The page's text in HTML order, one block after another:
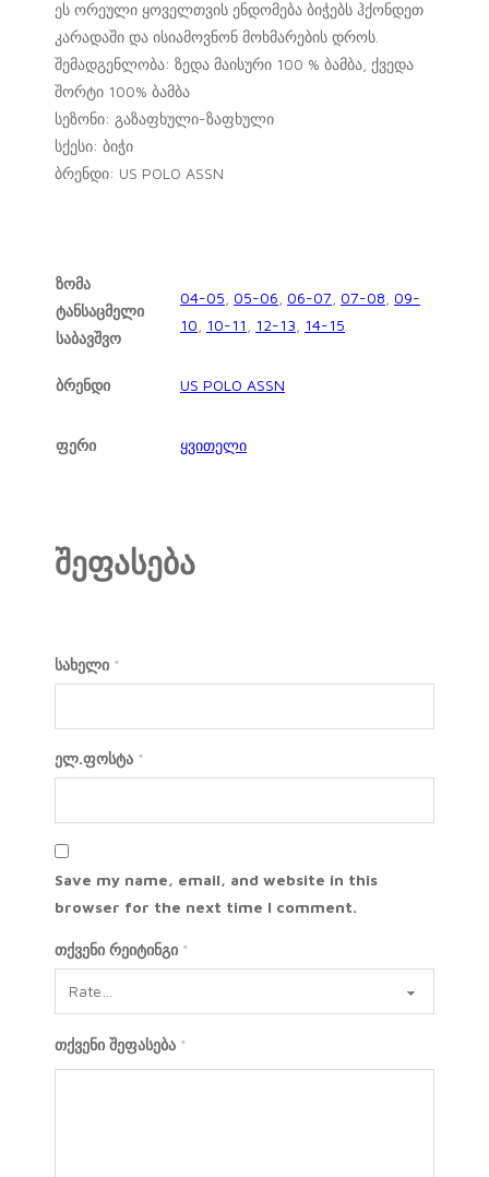
ეს ორეული ყოველთვის ენდომება ბიჭებს ჰქონდეთ
კარადაში და ისიამოვნონ მოხმარების დროს.
შემადგენლობა: ზედა მაისური 100 % ბამბა, ქვედა
შორტი 100% ბამბა
სეზონი: გაზაფხული-ზაფხული
სქესი: ბიჭი
ბრენდი: US POLO ASSN
ზომა
ტანსაცმელი
საბავშვო
04-05 05-06 06-07 07-08 09-
10
10-11 12-13 14-15
ბრენდი US POLO ASSN
ფერი ყვითელი
შეფასება
სახელი *
ელ.ფოსტა *
Save my name, email, and website in this
browser for the next time I comment.
თქვენი რეიტინგი *
თქვენი შეფასება *